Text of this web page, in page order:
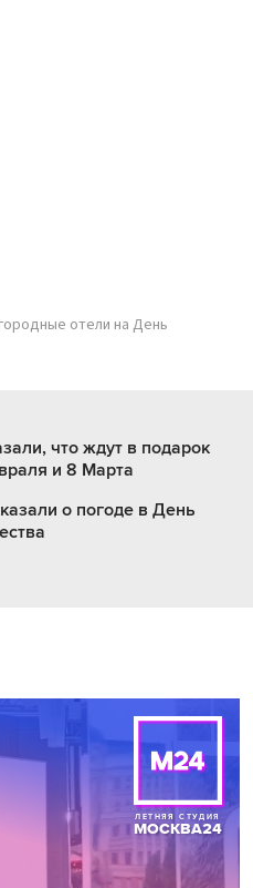
отели на День
что ждут в подарок
и 8 Марта
о погоде в День